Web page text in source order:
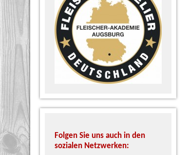
Folgen Sie uns auch in den
sozialen Netzwerken: